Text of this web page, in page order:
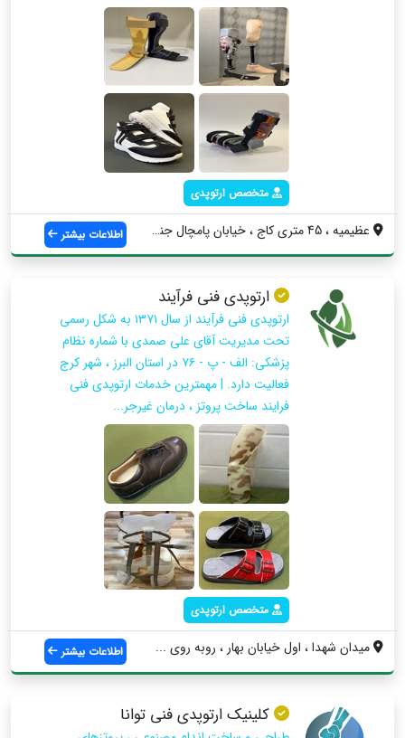
متخصص ارتوپدی
عظیمیه ، 45 متری کاج ، خیابان پامچال جنو... اطلاعات بیشتر
ارتوپدی فنی فرآیند
ارتوپدی فنی فرآیند از سال ۱۳۷۱ به‌ شکل رسمی
تحت مدیریت آقای علی صمدی با شماره نظام
پزشکی: الف - پ - ۷۶ در استان البرز ، شهر کرج
فعالیت دارد. | مهمترین خدمات ارتوپدی فنی
فرایند ساخت پروتز ، درمان غیرجر...
متخصص ارتوپدی
میدان شهدا ، اول خیابان بهار ، روبه روی ... اطلاعات بیشتر
کلینیک ارتوپدی فنی توانا